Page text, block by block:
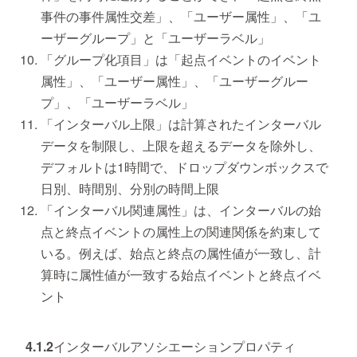
事件の事件属性交差」、「ユーザー属性」、「ユ
ーザーグループ」と「ユーザーラベル」
「グループ化項目」は「起点イベントのイベント
属性」、「ユーザー属性」、「ユーザーグルー
プ」、「ユーザーラベル」
「インターバル上限」は計算されたインターバル
データを制限し、上限を超えるデータを除外し、
デフォルトは1時間で、ドロップダウンボックスで
日別、時間別、分別の時間上限
「インターバル関連属性」は、インターバルの始
点と終点イベントの属性上の関連関係を約束して
いる。例えば、始点と終点の属性値が一致し、計
算時に属性値が一致する始点イベントと終点イベ
ント
4.1.2インターバルアソシエーションプロパティ